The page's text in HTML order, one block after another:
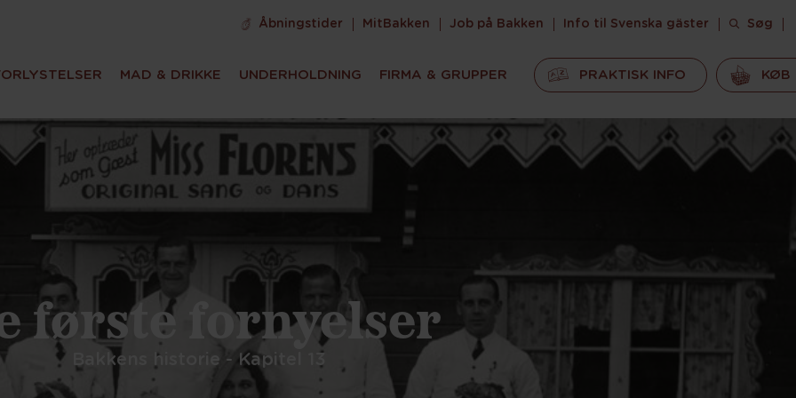
Åbningstider MitBakken Job på Bakken Info til Svenska gäster Søg
MAD & DRIKKE UNDERHOLDNING FIRMA & GRUPPER PRAKTISK INFO KØB
første fornyelser
Bakkens historie - Kapitel 13